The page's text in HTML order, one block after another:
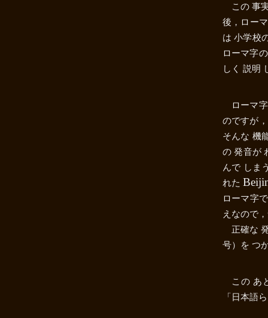
この 事
後，ロー
は 小学校
ローマ字
しく 説明
ローマ
のですが
そんな 機
の 発音が
んで しま
れた
ローマ字
えなので
正確な
号）を つ
この あ
「日本語